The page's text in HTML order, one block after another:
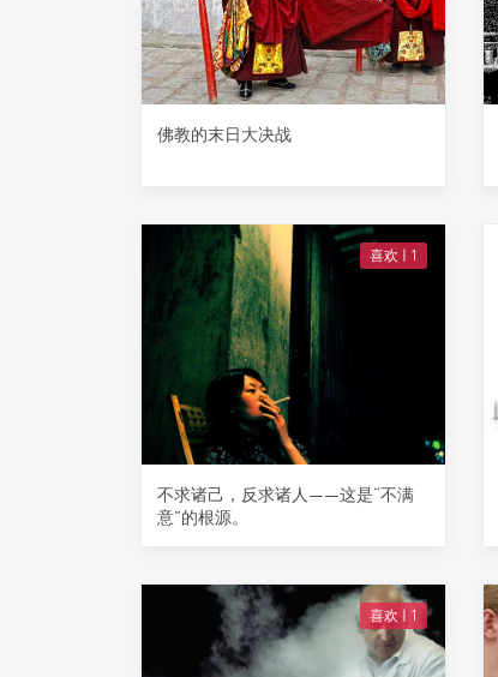
佛教的末日大决战
喜欢 | 1
不求诸己，反求诸人——这是“不满
意”的根源。
喜欢 | 1